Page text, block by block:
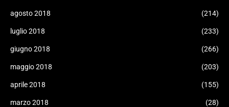
agosto 2018 (214)
luglio 2018 (233)
giugno 2018 (266)
maggio 2018 (203)
aprile 2018 (155)
marzo 2018 (28)